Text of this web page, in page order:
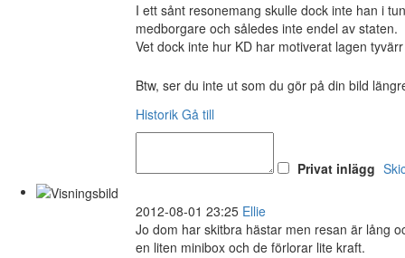
I ett sånt resonemang skulle dock inte han i
medborgare och således inte endel av staten.
Vet dock inte hur KD har motiverat lagen
Btw, ser du inte ut som du gör på din bild
Historik Gå till
Privat inlägg
2012-08-01 23:25 Ellie
Jo dom har skitbra hästar men resan är lång
en liten minibox och de förlorar lite kraft.